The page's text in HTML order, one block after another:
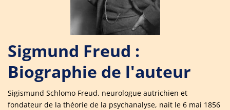
Sigmund Freud :
Biographie de l'auteur
Sigismund Schlomo Freud, neurologue autrichien et
fondateur de la théorie de la psychanalyse, nait le 6 mai 1856